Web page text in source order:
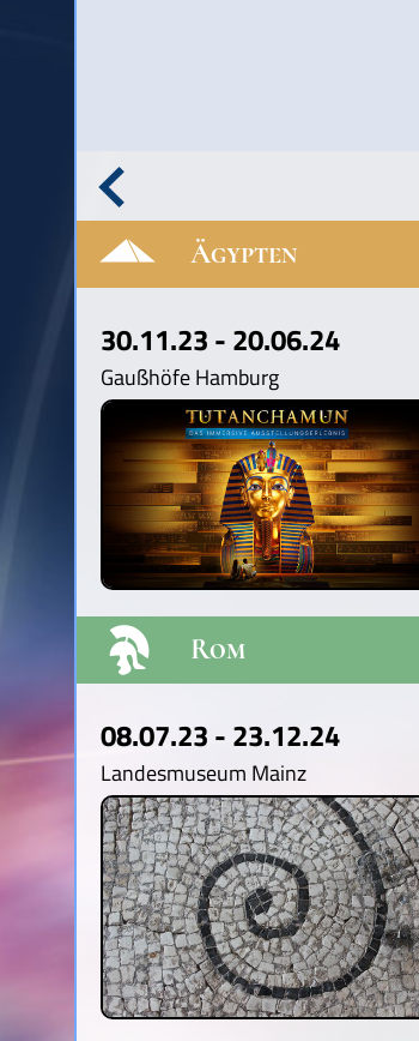
Ägypten
30.11.23 - 20.06.24
Gaußhöfe Hamburg
Rom
08.07.23 - 23.12.24
Landesmuseum Mainz